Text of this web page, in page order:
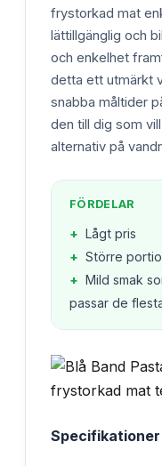
frystorkad mat
lättillgänglig och
och enkelhet
detta ett utmärkt
snabba måltider
den till dig som
alternativ på
FÖRDELAR
+ Lågt pris
+ Större
+ Mild smak
passar de
Specifikationer